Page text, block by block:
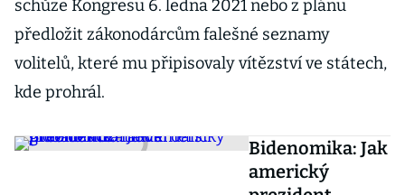
schůze Kongresu 6. ledna 2021 nebo z plánu
předložit zákonodárcům falešné seznamy
volitelů, které mu připisovaly vítězství ve státech,
kde prohrál.
Bidenomika: Jak
americký